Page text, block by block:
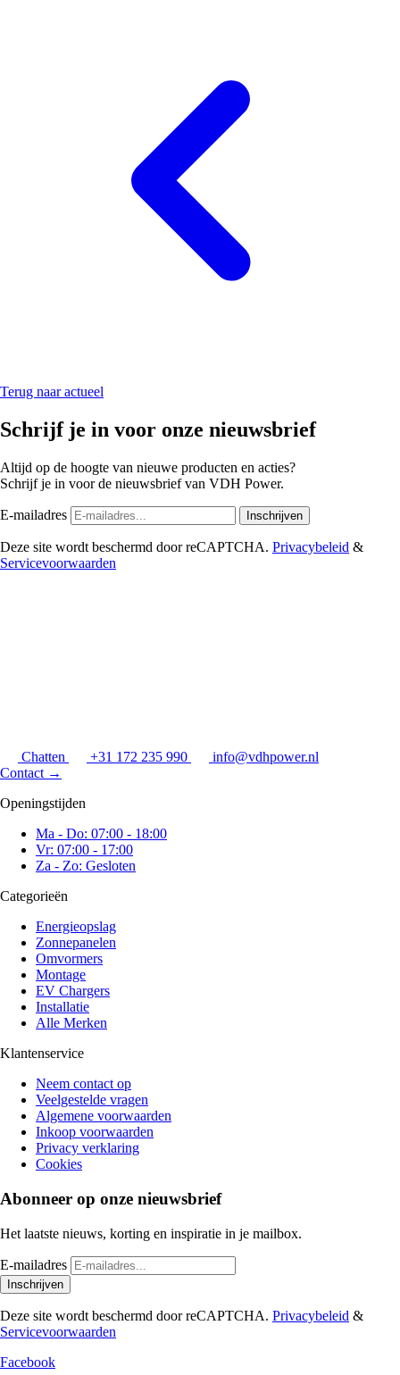
Terug naar actueel
Schrijf je in voor onze nieuwsbrief
Altijd op de hoogte van nieuwe producten en acties?
Schrijf je in voor de nieuwsbrief van VDH Power.
E-mailadres Inschrijven
Deze site wordt beschermd door reCAPTCHA. Privacybeleid &
Servicevoorwaarden
Chatten +31 172 235 990
info@vdhpower.nl
Contact →
Openingstijden
Ma - Do: 07:00 - 18:00
Vr: 07:00 - 17:00
Za - Zo: Gesloten
Categorieën
Energieopslag
Zonnepanelen
Omvormers
Montage
EV Chargers
Installatie
Alle Merken
Klantenservice
Neem contact op
Veelgestelde vragen
Algemene voorwaarden
Inkoop voorwaarden
Privacy verklaring
Cookies
Abonneer op onze nieuwsbrief
Het laatste nieuws, korting en inspiratie in je mailbox.
E-mailadres
Inschrijven
Deze site wordt beschermd door reCAPTCHA. Privacybeleid &
Servicevoorwaarden
Facebook